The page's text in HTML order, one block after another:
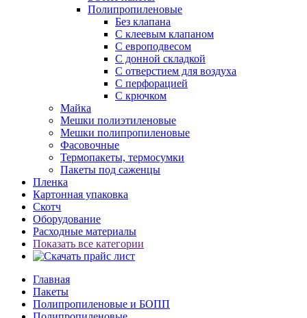
Полипропиленовые
Без клапана
C клеевым клапаном
С европодвесом
С донной складкой
С отверстием для воздуха
С перфорацией
С крючком
Майка
Мешки полиэтиленовые
Мешки полипропиленовые
Фасовочные
Термопакеты, термосумки
Пакеты под саженцы
Пленка
Картонная упаковка
Скотч
Оборудование
Расходные материалы
Показать все категории
Главная
Пакеты
Полипропиленовые и БОПП